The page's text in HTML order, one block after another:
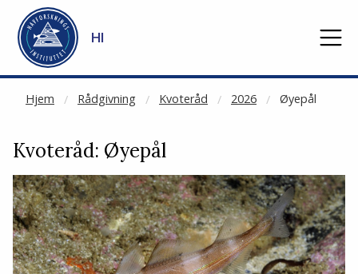
Gå til hovedinnhold
HI
Hjem Rådgivning Kvoteråd 2026 Øyepål
NOT CACHED
Kvoteråd: Øyepål